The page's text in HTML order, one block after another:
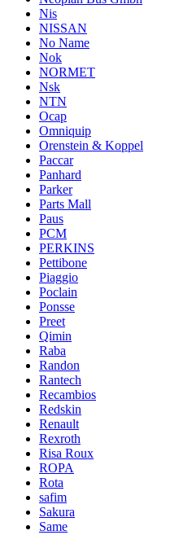
Nis
NISSAN
No Name
Nok
NORMET
Nsk
NTN
Ocap
Omniquip
Orenstein & Koppel
Paccar
Panhard
Parker
Parts Mall
Paus
PCM
PERKINS
Pettibone
Piaggio
Poclain
Ponsse
Preet
Qimin
Raba
Randon
Rantech
Recambios
Redskin
Renault
Rexroth
Risa Roux
ROPA
Rota
safim
Sakura
Same